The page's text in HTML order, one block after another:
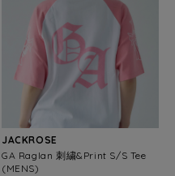
JACKROSE
GA Raglan 刺繍&Print S/S Tee
(MENS)